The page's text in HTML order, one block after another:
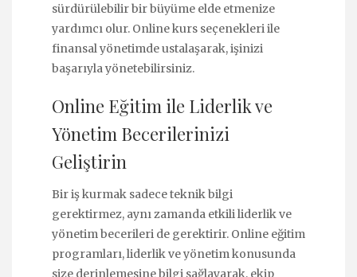
sürdürülebilir bir büyüme elde etmenize
yardımcı olur. Online kurs seçenekleri ile
finansal yönetimde ustalaşarak, işinizi
başarıyla yönetebilirsiniz.
Online Eğitim ile Liderlik ve
Yönetim Becerilerinizi
Geliştirin
Bir iş kurmak sadece teknik bilgi
gerektirmez, aynı zamanda etkili liderlik ve
yönetim becerileri de gerektirir. Online eğitim
programları, liderlik ve yönetim konusunda